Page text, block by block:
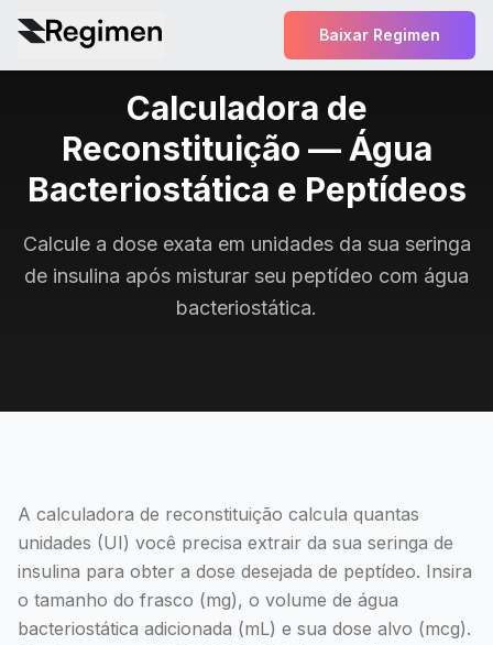
Baixar Regimen
Calculadora de
Reconstituição — Água
Bacteriostática e Peptídeos
Calcule a dose exata em unidades da sua seringa
de insulina após misturar seu peptídeo com água
bacteriostática.
A calculadora de reconstituição calcula quantas
unidades (UI) você precisa extrair da sua seringa de
insulina para obter a dose desejada de peptídeo. Insira
o tamanho do frasco (mg), o volume de água
bacteriostática adicionada (mL) e sua dose alvo (mcg).